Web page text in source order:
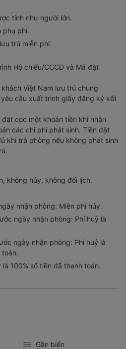
tính như người lớn.
phụ phí.
trú miễn phí.
Hộ chiếu/CCCD và Mã đặt
Việt Nam lưu trú chung
cầu xuất trình giấy đăng ký kết
cọc một khoản tiền khi nhận
các chi phí phát sinh. Tiền đặt
khi trả phòng nếu không phát sinh
không hủy, không đổi lịch.
nhận phòng: Miễn phí hủy.
ngày nhận phòng: Phí huỷ là
ngày nhận phòng: Phí huỷ là
toán.
100% số tiền đã thanh toán.
Gần biển